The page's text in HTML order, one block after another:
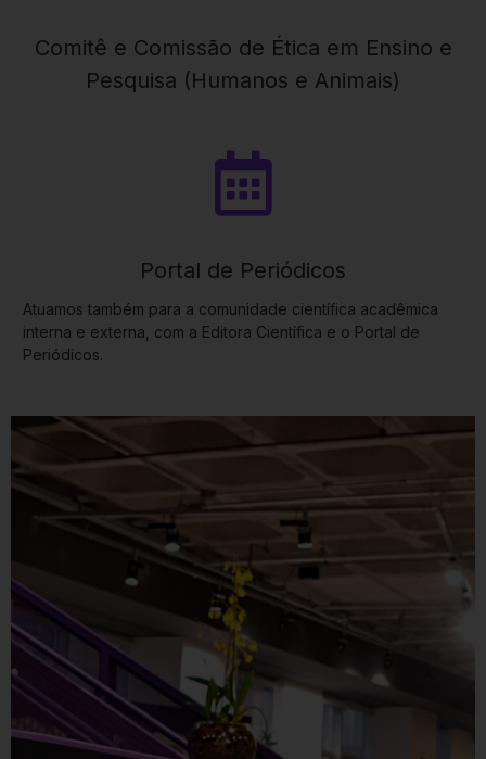
Comitê e Comissão de Ética em Ensino e
Pesquisa (Humanos e Animais)
Portal de Periódicos
Atuamos também para a comunidade científica acadêmica
interna e externa, com a Editora Científica e o Portal de
Periódicos.